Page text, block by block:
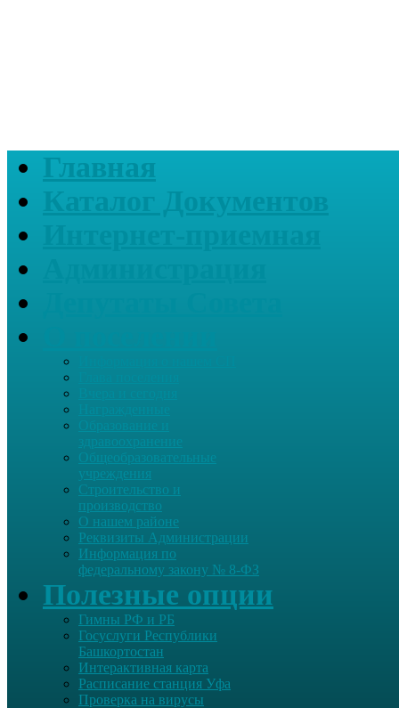
Главная
Общеобразовательные
учреждения
Строительство и
производство
О нашем районе
Реквизиты Администрации
Информация по
федеральному закону № 8-ФЗ
Полезные опции
Гимны РФ и РБ
Госуслуги Республики
Башкортостан
Интерактивная карта
Расписание станция Уфа
Проверка на вирусы